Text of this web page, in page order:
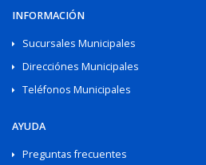
INFORMACIÓN
Sucursales Municipales
Direcciónes Municipales
Teléfonos Municipales
AYUDA
Preguntas frecuentes